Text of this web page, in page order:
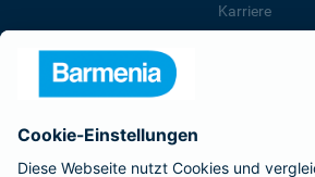
Karriere
Presse
Barmenia ist Teil der